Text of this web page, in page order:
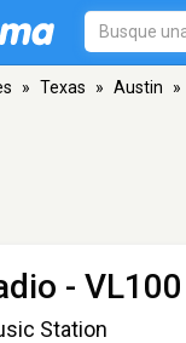
» Texas » Austin »
-
Station